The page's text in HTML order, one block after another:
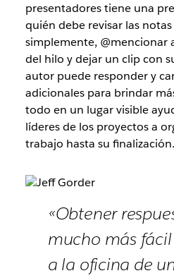
presentadores tiene una
quién debe revisar las
simplemente, @mencionar
del hilo y dejar un clip con
autor puede responder y
adicionales para brindar
todo en un lugar visible
líderes de los proyectos a
trabajo hasta su finalización.
«Obtener
mucho más
a la oficina de